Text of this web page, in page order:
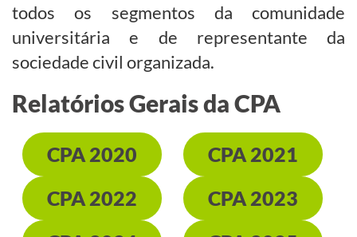
todos os segmentos da comunidade
universitária e de representante da
sociedade civil organizada.
Relatórios Gerais da CPA
CPA 2020
CPA 2021
CPA 2022
CPA 2023